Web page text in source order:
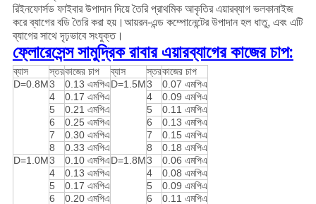
রিইনফোর্সড ফাইবার উপাদান দিয়ে তৈরি প্রাথমিক আকৃতির এয়ারব্যাগ ভলকানাইজ
করে ব্যাগের বডি তৈরি করা হয়।আয়রন-এন্ড কম্পোনেন্টের উপাদান হল ধাতু, এবং এটি
ব্যাগের সাথে দৃঢ়ভাবে সংযুক্ত।
ফ্লোরেসেন্স সামুদ্রিক রাবার এয়ারব্যাগের কাজের চাপ:
ব্যাস স্তরকাজের চাপ ব্যাস স্তরকাজের চাপ
D=0.8M3 0.13 এমপিএD=1.5M3
0.07 এমপিএ
4
0.17 এমপিএ 4
0.09 এমপিএ
5
0.21 এমপিএ 5
0.11 এমপিএ
6
0.25 এমপিএ 6
0.13 এমপিএ
7
0.30 এমপিএ 7
0.15 এমপিএ
8
0.33 এমপিএ 8
0.18 এমপিএ
D=1.0M3 0.10 এমপিএD=1.8M3
0.06 এমপিএ
4
0.13 এমপিএ 4
0.08 এমপিএ
5
0.17 এমপিএ 5
0.09 এমপিএ
6
0.20 এমপিএ 6
0.11 এমপিএ